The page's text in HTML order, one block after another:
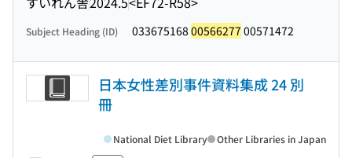
Subject Heading (ID) 033675168 00566277 00571472
日本女性差別事件資料集成 24 別
冊
National Diet Library Other Libraries in Japan